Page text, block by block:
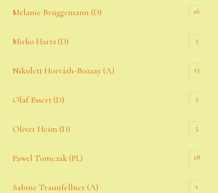
Melanie Brüggemann (D) 16
Mirko Hartz (D) 5
Nikolett Horváth-Bozzay (A) 13
Olaf Essert (D) 5
Oliver Heim (D) 5
Pawel Tomczak (PL) 18
Sabine Traunfellner (A) 1